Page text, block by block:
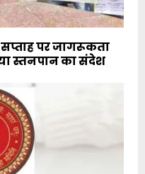
पर जागरूकता
स्तनपान का संदेश